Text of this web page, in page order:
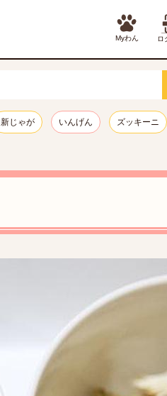
Myわん ロ
新じゃが いんげん ズッキーニ